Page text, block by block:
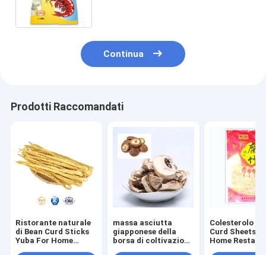
Continua
Prodotti Raccomandati
Ristorante naturale
di Bean Curd Sticks
Yuba For Home
massa asciutta
giapponese della
borsa di coltivazione
Colesterolo
Curd Sheets
Home